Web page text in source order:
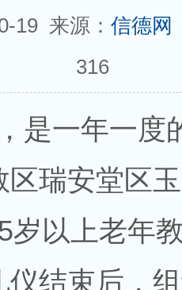
19 来源： 信德网
316
是一年一度
区瑞安堂区
岁以上老年
仪结束后，